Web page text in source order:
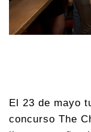
El 23 de mayo
concurso The